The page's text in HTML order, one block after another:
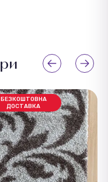
БЕЗКОШТОВНА
ДОСТАВКА